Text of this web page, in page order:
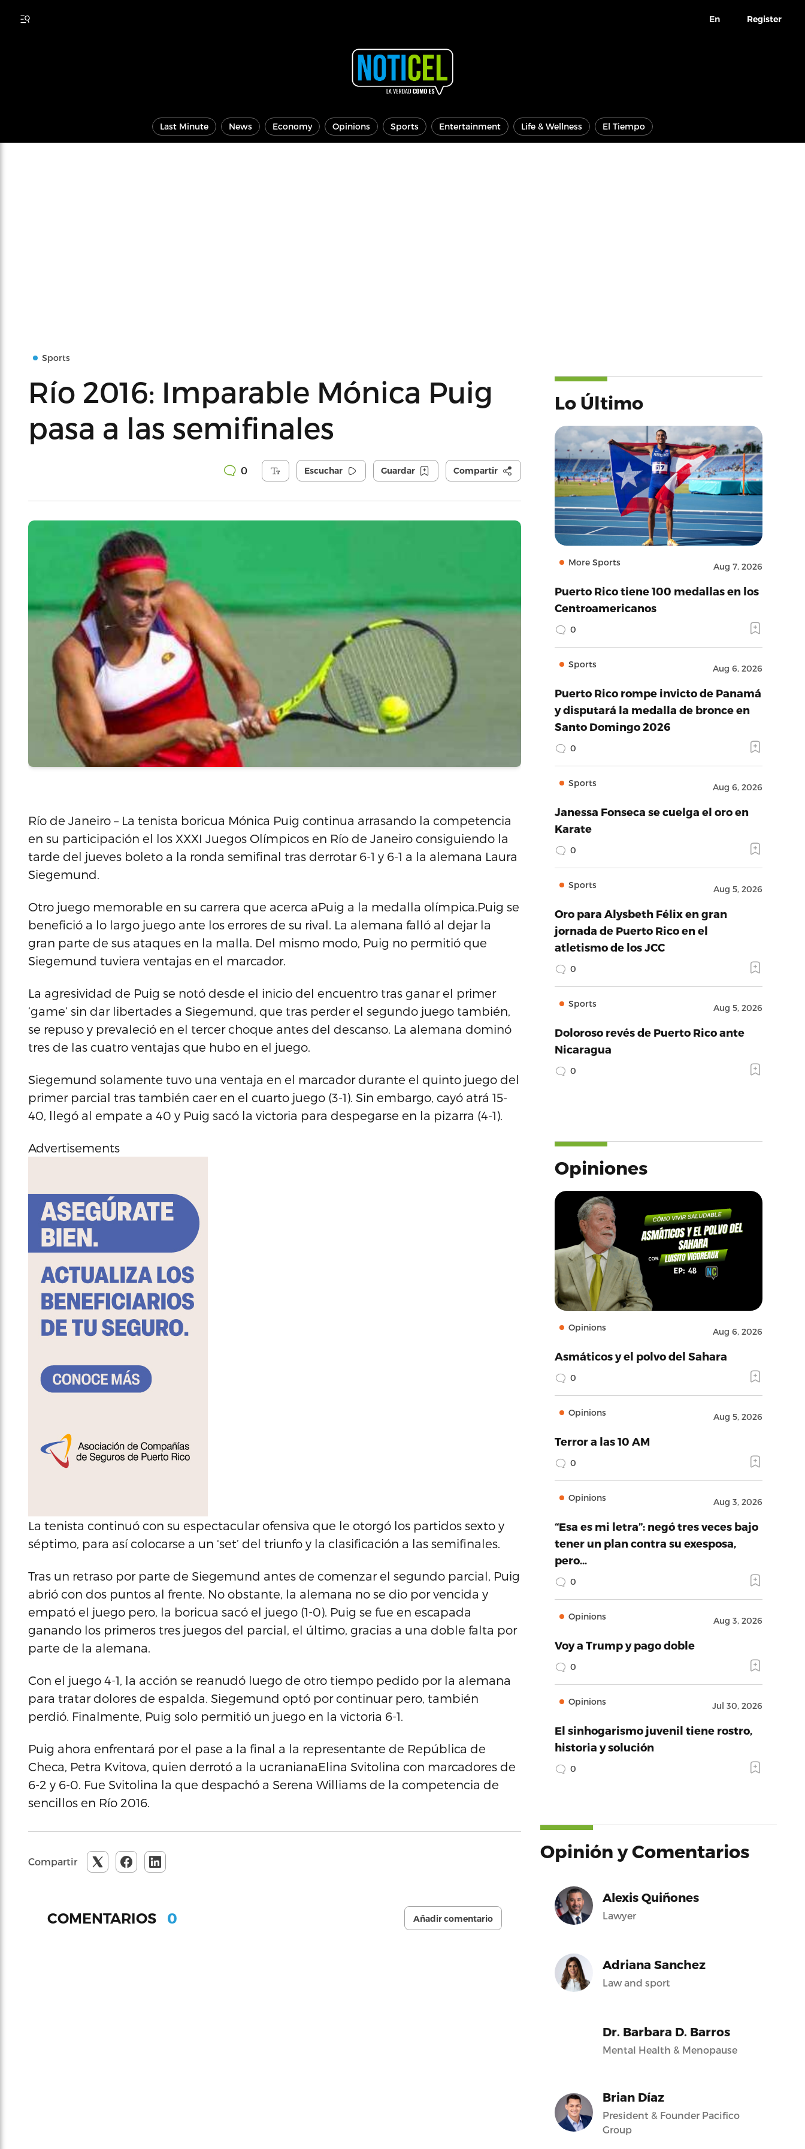
En Register
Last Minute News Economy Opinions Sports Entertainment Life & Wellness El Tiempo
Sports
Río 2016: Imparable Mónica Puig
pasa a las semifinales
0 Escuchar Guardar Compartir
Río de Janeiro – La tenista boricua Mónica Puig continua arrasando la competencia
en su participación el los XXXI Juegos Olímpicos en Río de Janeiro consiguiendo la
tarde del jueves boleto a la ronda semifinal tras derrotar 6-1 y 6-1 a la alemana Laura
Siegemund.
Otro juego memorable en su carrera que acerca aPuig a la medalla olímpica.Puig se
benefició a lo largo juego ante los errores de su rival. La alemana falló al dejar la
gran parte de sus ataques en la malla. Del mismo modo, Puig no permitió que
Siegemund tuviera ventajas en el marcador.
La agresividad de Puig se notó desde el inicio del encuentro tras ganar el primer
‘game’ sin dar libertades a Siegemund, que tras perder el segundo juego también,
se repuso y prevaleció en el tercer choque antes del descanso. La alemana dominó
tres de las cuatro ventajas que hubo en el juego.
Siegemund solamente tuvo una ventaja en el marcador durante el quinto juego del
primer parcial tras también caer en el cuarto juego (3-1). Sin embargo, cayó atrá 15-
40, llegó al empate a 40 y Puig sacó la victoria para despegarse en la pizarra (4-1).
Advertisements
La tenista continuó con su espectacular ofensiva que le otorgó los partidos sexto y
séptimo, para así colocarse a un ‘set’ del triunfo y la clasificación a las semifinales.
Tras un retraso por parte de Siegemund antes de comenzar el segundo parcial, Puig
abrió con dos puntos al frente. No obstante, la alemana no se dio por vencida y
empató el juego pero, la boricua sacó el juego (1-0). Puig se fue en escapada
ganando los primeros tres juegos del parcial, el último, gracias a una doble falta por
parte de la alemana.
Con el juego 4-1, la acción se reanudó luego de otro tiempo pedido por la alemana
para tratar dolores de espalda. Siegemund optó por continuar pero, también
perdió. Finalmente, Puig solo permitió un juego en la victoria 6-1.
Puig ahora enfrentará por el pase a la final a la representante de República de
Checa, Petra Kvitova, quien derrotó a la ucranianaElina Svitolina con marcadores de
6-2 y 6-0. Fue Svitolina la que despachó a Serena Williams de la competencia de
sencillos en Río 2016.
Compartir
COMENTARIOS 0 Añadir comentario
Lo Último
More Sports Aug 7, 2026
Puerto Rico tiene 100 medallas en los
Centroamericanos
0
Sports Aug 6, 2026
Puerto Rico rompe invicto de Panamá
y disputará la medalla de bronce en
Santo Domingo 2026
0
Sports Aug 6, 2026
Janessa Fonseca se cuelga el oro en
Karate
0
Sports Aug 5, 2026
Oro para Alysbeth Félix en gran
jornada de Puerto Rico en el
atletismo de los JCC
0
Sports Aug 5, 2026
Doloroso revés de Puerto Rico ante
Nicaragua
0
Opiniones
Opinions Aug 6, 2026
Asmáticos y el polvo del Sahara
0
Opinions Aug 5, 2026
Terror a las 10 AM
0
Opinions Aug 3, 2026
“Esa es mi letra”: negó tres veces bajo
tener un plan contra su exesposa,
pero…
0
Opinions Aug 3, 2026
Voy a Trump y pago doble
0
Opinions Jul 30, 2026
El sinhogarismo juvenil tiene rostro,
historia y solución
0
Opinión y Comentarios
Alexis Quiñones
Lawyer
Adriana Sanchez
Law and sport
Dr. Barbara D. Barros
Mental Health & Menopause
Brian Díaz
President & Founder Pacifico
Group